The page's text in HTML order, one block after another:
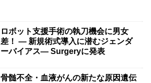
ロボット支援手術の執刀機会に男女
差！ — 新規術式導入に潜むジェンダ
ーバイアス— Surgeryに発表
骨髄不全・血液がんの新たな原因遺伝